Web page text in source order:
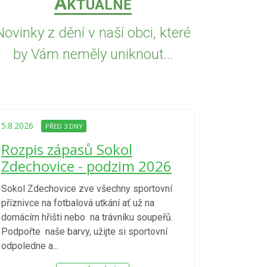
KTUÁLNĚ
z dění v naší obci, které
by Vám neměly uniknout...
5.8.2026 PŘED 3 DNY
Rozpis zápasů Sokol
Zdechovice - podzim 2026
Sokol Zdechovice zve všechny sportovní
příznivce na fotbalová utkání ať už na
domácím hřišti nebo na trávníku soupeřů.
Podpořte naše barvy, užijte si sportovní
odpoledne a...